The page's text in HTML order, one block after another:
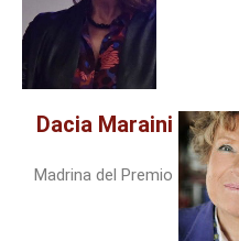
Dacia Maraini
Madrina del Premio